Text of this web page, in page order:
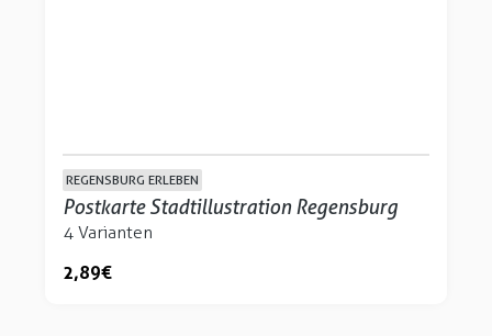
REGENSBURG ERLEBEN
Postkarte Stadtillustration Regensburg
4 Varianten
2,89 €